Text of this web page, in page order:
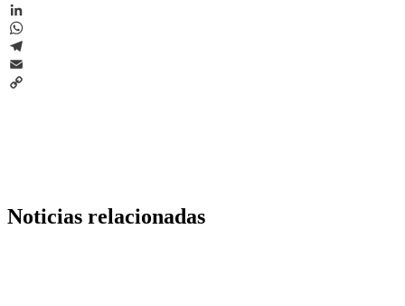
X
LinkedIn
WhatsApp
Telegram
Email
Noticias relacionadas